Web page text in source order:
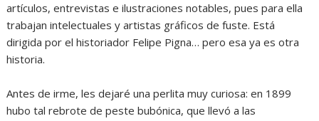
artículos, entrevistas e ilustraciones notables, pues para ella
trabajan intelectuales y artistas gráficos de fuste. Está
dirigida por el historiador Felipe Pigna… pero esa ya es otra
historia.
Antes de irme, les dejaré una perlita muy curiosa: en 1899
hubo tal rebrote de peste bubónica, que llevó a las